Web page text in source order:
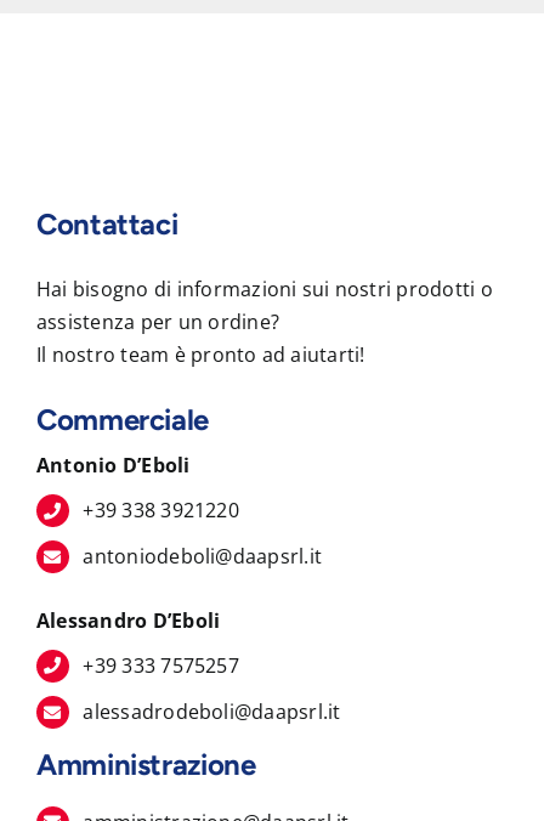
Contattaci
Hai bisogno di informazioni sui nostri prodotti o
assistenza per un ordine?
Il nostro team è pronto ad aiutarti!
Commerciale
Antonio D’Eboli
+39 338 3921220
antoniodeboli@daapsrl.it
Alessandro D’Eboli
+39 333 7575257
alessadrodeboli@daapsrl.it
Amministrazione